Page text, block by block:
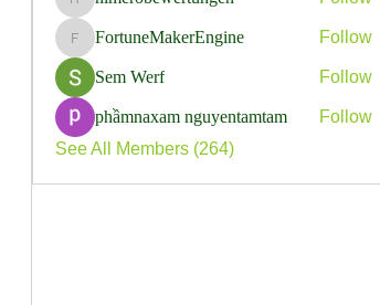
himerobewertungen
FortuneMakerEngine
FortuneMakerEngine Follow
Sem Werf Follow
phầmnaxam nguyentamtam
Follow
See All Members (264)